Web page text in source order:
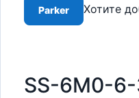
Parker Хотите
SS-6M0-